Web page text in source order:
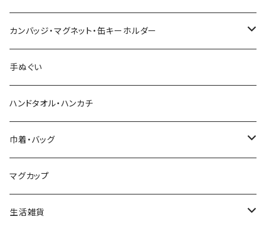
上田康友工人（弥治郎系）
新山真由美工人（弥治郎系）
新山吉紀工人（弥治郎系）
星定良工人（弥治郎系）
平賀輝幸工人（作並系）
早坂政弘工人（遠刈田系）
アクリルキーホルダー
シール
ポストカード
付箋（ふせん）
スタンプ
ステッカー
カンバッジ・マグネット・缶キーホルダー
バッジ
マグネット
手ぬぐい
ハンドタオル・ハンカチ
巾着・バッグ
エコバッグ
ポーチ
マグカップ
生活雑貨